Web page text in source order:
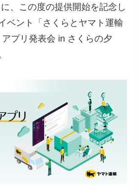
、この度の提供開始を記念し
ベント「さくらとヤマト運輸
プリ発表会 in さくらの夕